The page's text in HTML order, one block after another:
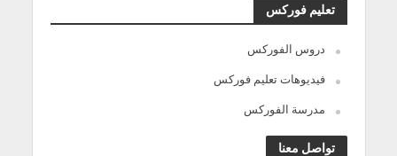
تعليم فوركس
دروس الفوركس
فيديوهات تعليم فوركس
مدرسة الفوركس
تواصل معنا